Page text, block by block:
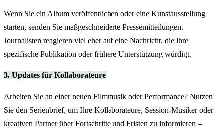
Wenn Sie ein Album veröffentlichen oder eine Kunstausstellung
starten, senden Sie maßgeschneiderte Pressemitteilungen.
Journalisten reagieren viel eher auf eine Nachricht, die ihre
spezifische Publikation oder frühere Unterstützung würdigt.
3. Updates für Kollaborateure
Arbeiten Sie an einer neuen Filmmusik oder Performance? Nutzen
Sie den Serienbrief, um Ihre Kollaborateure, Session-Musiker oder
kreativen Partner über Fortschritte und Fristen zu informieren –